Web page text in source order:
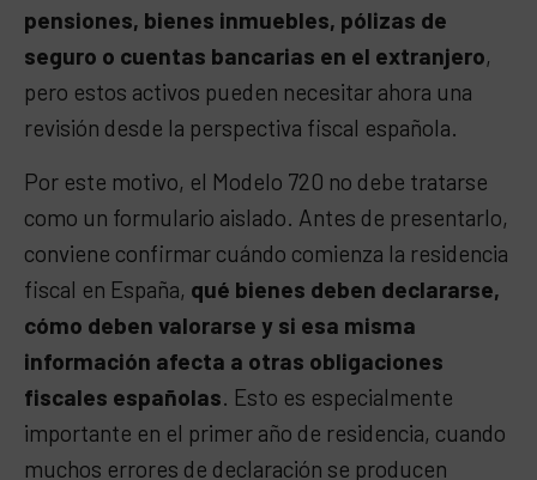
pensiones, bienes inmuebles, pólizas de
seguro o cuentas bancarias en el extranjero,
pero estos activos pueden necesitar ahora una
revisión desde la perspectiva fiscal española.
Por este motivo, el Modelo 720 no debe tratarse
como un formulario aislado. Antes de presentarlo,
conviene confirmar cuándo comienza la residencia
fiscal en España, qué bienes deben declararse,
cómo deben valorarse y si esa misma
información afecta a otras obligaciones
fiscales españolas . Esto es especialmente
importante en el primer año de residencia, cuando
muchos errores de declaración se producen